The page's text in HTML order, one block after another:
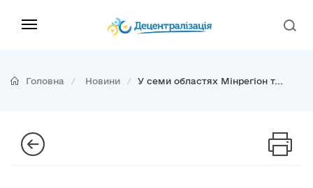
Головна Новини У семи областях Мінрегіон т...